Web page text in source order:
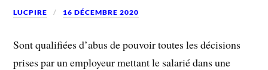
LUCPIRE 16 DÉCEMBRE 2020
Sont qualifiées d’abus de pouvoir toutes les décisions
prises par un employeur mettant le salarié dans une